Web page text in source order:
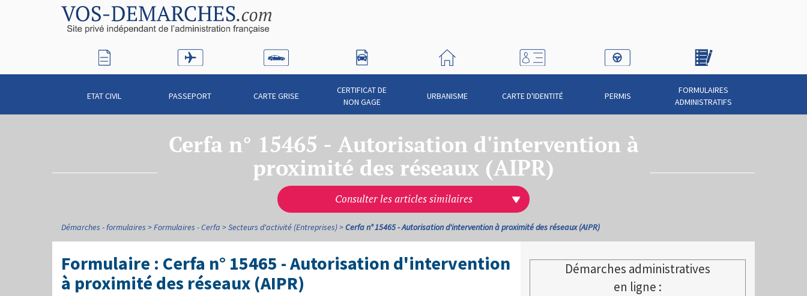
ETAT CIVIL PASSEPORT CARTE GRISE
CERTIFICAT DE
NON GAGE
URBANISME CARTE D'IDENTITÉ PERMIS
FORMULAIRES
ADMINISTRATIFS
Cerfa n° 15465 - Autorisation d'intervention à
proximité des réseaux (AIPR)
Consulter les articles similaires
Démarches - formulaires Formulaires - Cerfa Secteurs d'activité (Entreprises) Cerfa n° 15465 - Autorisation d'intervention à proximité des réseaux (AIPR)
Formulaire : Cerfa n° 15465 - Autorisation d'intervention
à proximité des réseaux (AIPR)
Démarches administratives
en ligne :